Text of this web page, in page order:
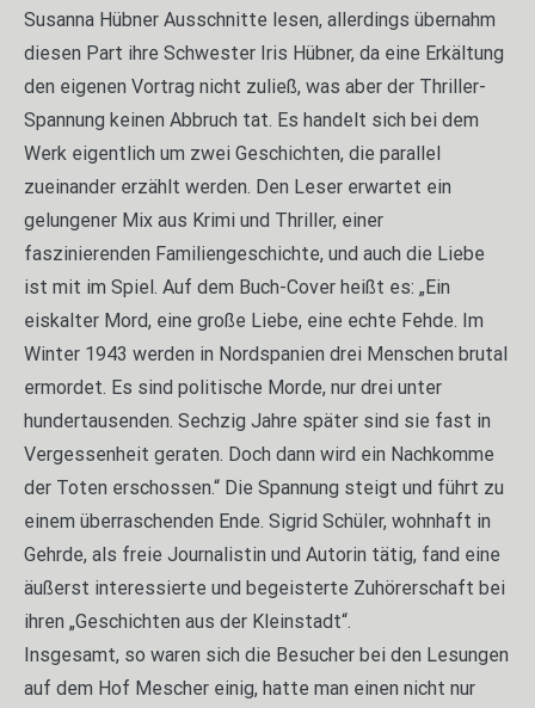
Susanna Hübner Ausschnitte lesen, allerdings übernahm
diesen Part ihre Schwester Iris Hübner, da eine Erkältung
den eigenen Vortrag nicht zuließ, was aber der Thriller-
Spannung keinen Abbruch tat. Es handelt sich bei dem
Werk eigentlich um zwei Geschichten, die parallel
zueinander erzählt werden. Den Leser erwartet ein
gelungener Mix aus Krimi und Thriller, einer
faszinierenden Familiengeschichte, und auch die Liebe
ist mit im Spiel. Auf dem Buch-Cover heißt es: „Ein
eiskalter Mord, eine große Liebe, eine echte Fehde. Im
Winter 1943 werden in Nordspanien drei Menschen brutal
ermordet. Es sind politische Morde, nur drei unter
hundertausenden. Sechzig Jahre später sind sie fast in
Vergessenheit geraten. Doch dann wird ein Nachkomme
der Toten erschossen.“ Die Spannung steigt und führt zu
einem überraschenden Ende. Sigrid Schüler, wohnhaft in
Gehrde, als freie Journalistin und Autorin tätig, fand eine
äußerst interessierte und begeisterte Zuhörerschaft bei
ihren „Geschichten aus der Kleinstadt“.
Insgesamt, so waren sich die Besucher bei den Lesungen
auf dem Hof Mescher einig, hatte man einen nicht nur